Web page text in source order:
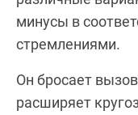
минусы в
стремлениями.
Он бросает
расширяет